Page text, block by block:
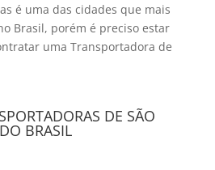
é uma das cidades que mais
Brasil, porém é preciso estar
uma Transportadora de
DE SÃO
BRASIL